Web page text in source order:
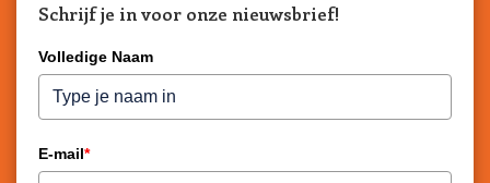
Schrijf je in voor onze nieuwsbrief!
Volledige Naam
E-mail*